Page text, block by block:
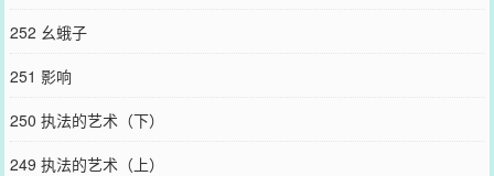
252 幺蛾子
251 影响
250 执法的艺术（下）
249 执法的艺术（上）